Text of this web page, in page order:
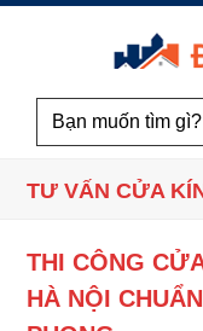
TƯ VẤN CỬA
THI CÔNG
HÀ NỘI